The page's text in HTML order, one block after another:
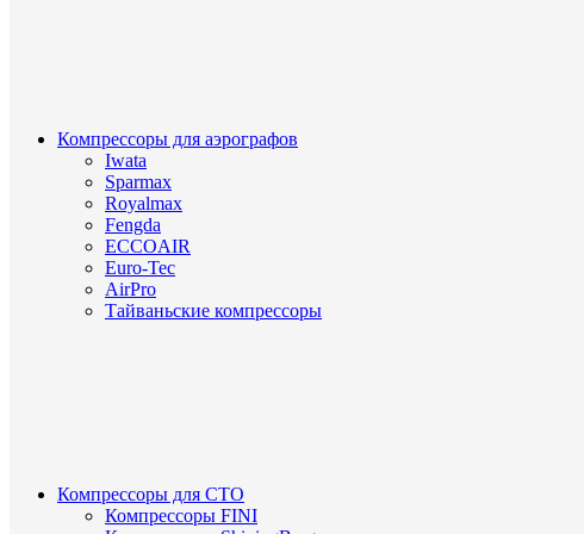
Компрессоры для аэрографов
Iwata
Sparmax
Royalmax
Fengda
ECCOAIR
Euro-Tec
AirPro
Тайваньские компрессоры
Компрессоры для СТО
Компрессоры FINI